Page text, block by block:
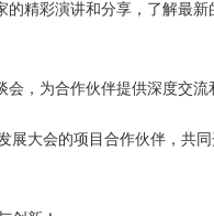
精彩演讲和分享，了解最
，为合作伙伴提供深度交流
展大会的项目合作伙伴，共